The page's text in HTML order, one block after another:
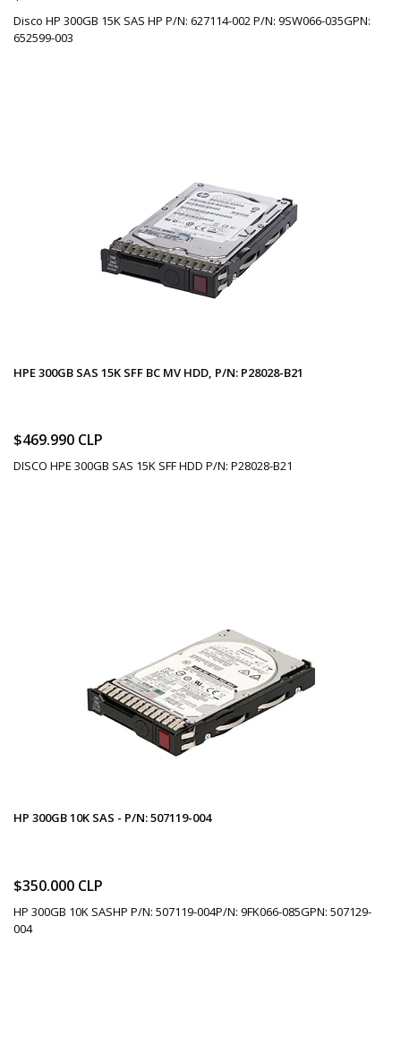
Disco HP 300GB 15K SAS HP P/N: 627114-002 P/N: 9SW066-035GPN:
652599-003
HPE 300GB SAS 15K SFF BC MV HDD, P/N: P28028-B21
$469.990 CLP
DISCO HPE 300GB SAS 15K SFF HDD P/N: P28028-B21
HP 300GB 10K SAS - P/N: 507119-004
$350.000 CLP
HP 300GB 10K SASHP P/N: 507119-004P/N: 9FK066-085GPN: 507129-
004